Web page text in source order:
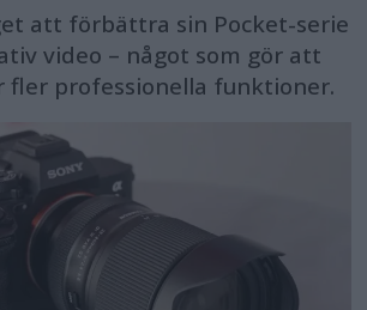
att förbättra sin Pocket-serie
video – något som gör att
fler professionella funktioner.